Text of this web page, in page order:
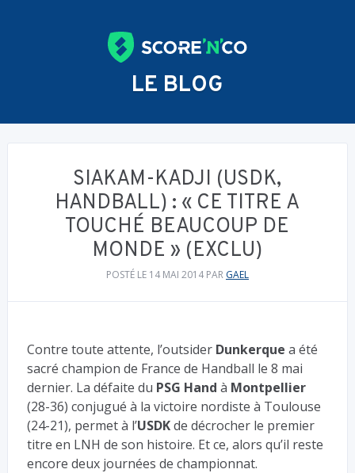
LE BLOG
SIAKAM-KADJI (USDK,
HANDBALL) : « CE TITRE A
TOUCHÉ BEAUCOUP DE
MONDE » (EXCLU)
POSTÉ LE 14 MAI 2014PAR GAEL
Contre toute attente, l’outsider Dunkerque a été
sacré champion de France de Handball le 8 mai
dernier. La défaite du PSG Hand à Montpellier
(28-36) conjugué à la victoire nordiste à Toulouse
(24-21), permet à l’USDKde décrocher le premier
titre en LNH de son histoire. Et ce, alors qu’il reste
encore deux journées de championnat.